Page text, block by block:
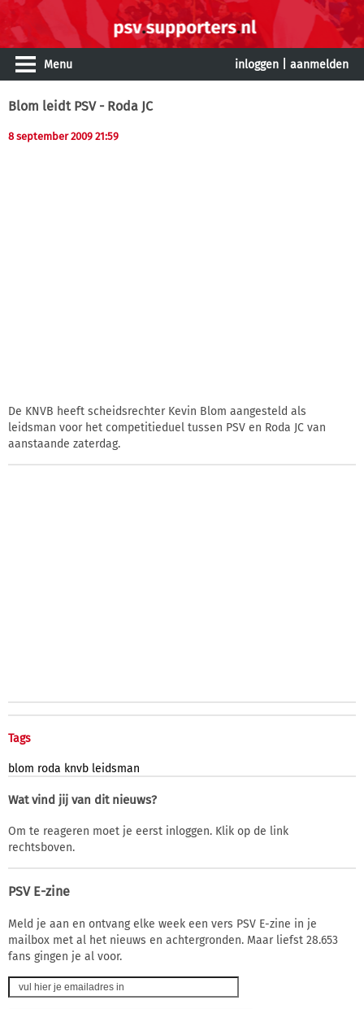
Menu inloggen aanmelden
Blom leidt PSV - Roda JC
8 september 2009 21:59
De KNVB heeft scheidsrechter Kevin Blom aangesteld als
leidsman voor het competitieduel tussen PSV en Roda JC van
aanstaande zaterdag.
Tags
blom roda knvb leidsman
Wat vind jij van dit nieuws?
Om te reageren moet je eerst inloggen. Klik op de link
rechtsboven.
PSV E-zine
Meld je aan en ontvang elke week een vers PSV E-zine in je
mailbox met al het nieuws en achtergronden. Maar liefst 28.653
fans gingen je al voor.